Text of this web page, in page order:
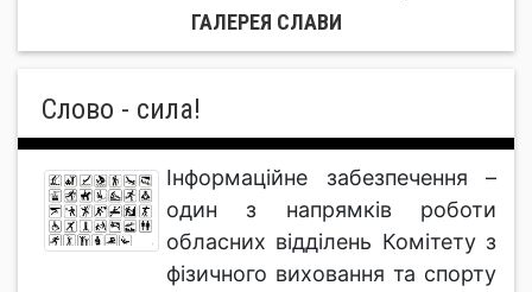
ГАЛЕРЕЯ СЛАВИ
Слово - сила!
Інформаційне забезпечення –
один з напрямків роботи
обласних відділень Комітету з
фізичного виховання та спорту